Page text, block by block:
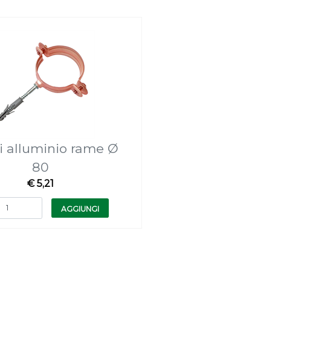
alluminio rame Ø
80
€ 5,21
Quantità
AGGIUNGI